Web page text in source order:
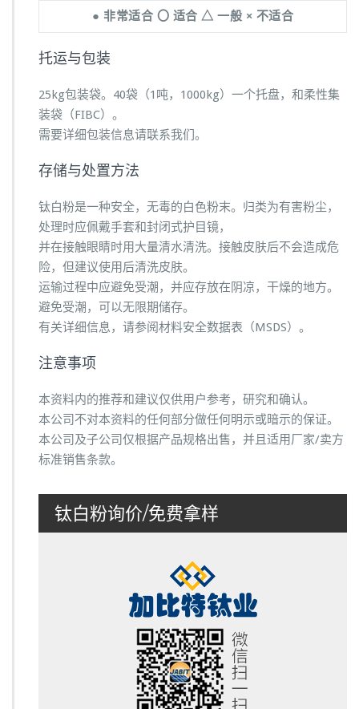
● 非常适合 〇 适合 △ 一般 × 不适合
托运与包装
25kg包装袋。40袋（1吨，1000kg）一个托盘，和柔性集
装袋（FIBC）。
需要详细包装信息请联系我们。
存储与处置方法
钛白粉是一种安全，无毒的白色粉末。归类为有害粉尘，
处理时应佩戴手套和封闭式护目镜，
并在接触眼睛时用大量清水清洗。接触皮肤后不会造成危
险，但建议使用后清洗皮肤。
运输过程中应避免受潮，并应存放在阴凉，干燥的地方。
避免受潮，可以无限期储存。
有关详细信息，请参阅材料安全数据表（MSDS）。
注意事项
本资料内的推荐和建议仅供用户参考，研究和确认。
本公司不对本资料的任何部分做任何明示或暗示的保证。
本公司及子公司仅根据产品规格出售，并且适用厂家/卖方
标准销售条款。
钛白粉询价/免费拿样